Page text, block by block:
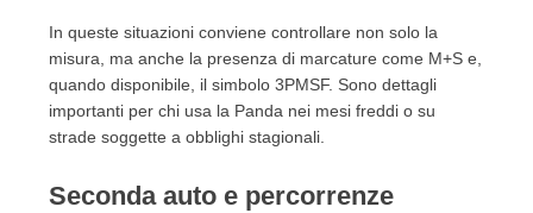
In queste situazioni conviene controllare non solo la
misura, ma anche la presenza di marcature come M+S e,
quando disponibile, il simbolo 3PMSF. Sono dettagli
importanti per chi usa la Panda nei mesi freddi o su
strade soggette a obblighi stagionali.
Seconda auto e percorrenze